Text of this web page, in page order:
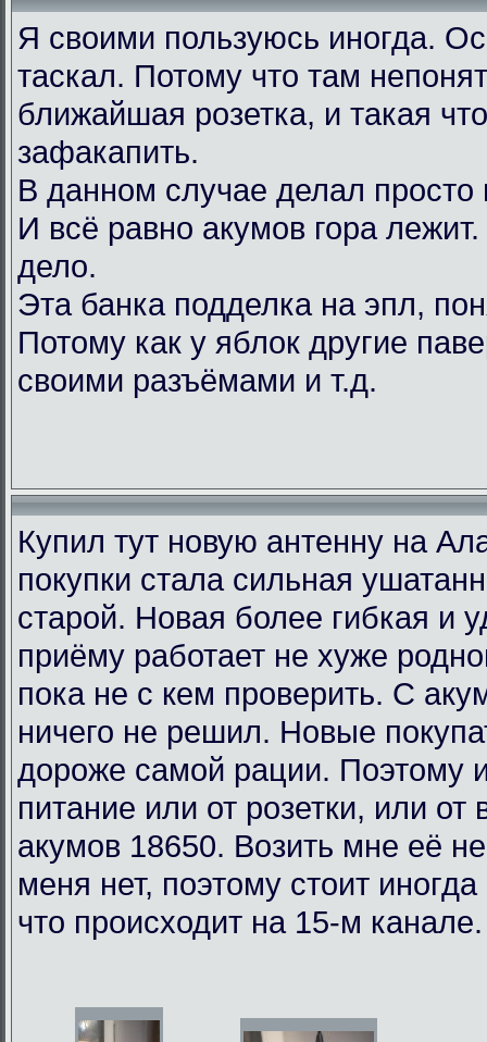
Я своими пользуюсь иногда.
таскал. Потому что там
ближайшая розетка, и такая
зафакапить.
В данном случае делал просто
И всё равно акумов гора
дело.
Эта банка подделка на эпл,
Потому как у яблок другие
своими разъёмами и т.д.
Купил тут новую антенну на
покупки стала сильная
старой. Новая более гибкая и
приёму работает не хуже
пока не с кем проверить. С
ничего не решил. Новые
дороже самой рации. Поэтому
питание или от розетки, или
акумов 18650. Возить мне её
меня нет, поэтому стоит
что происходит на 15-м канале.